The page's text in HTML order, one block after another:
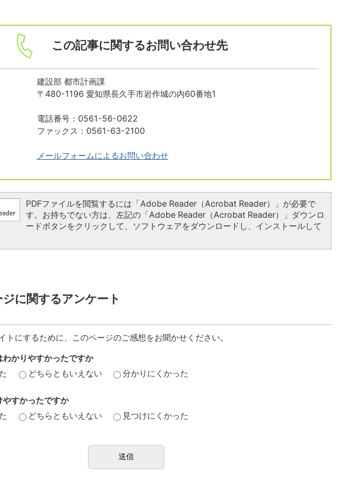
この記事に関するお問い合わせ先
建設部 都市計画課
〒480-1196 愛知県長久手市岩作城の内60番地1
電話番号：0561-56-0622
ファックス：0561-63-2100
メールフォームによるお問い合わせ
PDFファイルを閲覧するには「Adobe Reader（Acrobat Reader）」が必要で
す。お持ちでない方は、左記の「Adobe Reader（Acrobat Reader）」ダウンロ
ードボタンをクリックして、ソフトウェアをダウンロードし、インストールして
に関するアンケート
トにするために、このページのご感想をお聞かせください。
わかりやすかったですか
どちらともいえない 分かりにくかった
やすかったですか
どちらともいえない 見つけにくかった